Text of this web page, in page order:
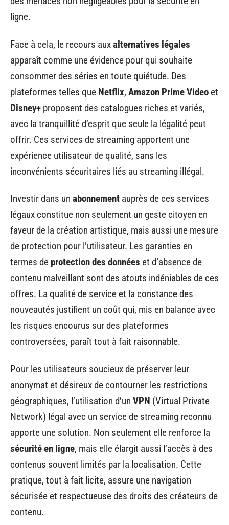
ligne.
Face à cela, le recours auxalternatives légales
apparaît comme une évidence pour qui souhaite
consommer des séries en toute quiétude. Des
plateformes telles que Netflix, Amazon Prime Video et
Disney+ proposent des catalogues riches et variés,
avec la tranquillité d’esprit que seule la légalité peut
offrir. Ces services de streaming apportent une
expérience utilisateur de qualité, sans les
inconvénients sécuritaires liés au streaming illégal.
Investir dans un abonnement auprès de ces services
légaux constitue non seulement un geste citoyen en
faveur de la création artistique, mais aussi une mesure
de protection pour l’utilisateur. Les garanties en
termes de protection des données et d’absence de
contenu malveillant sont des atouts indéniables de ces
offres. La qualité de service et la constance des
nouveautés justifient un coût qui, mis en balance avec
les risques encourus sur des plateformes
controversées, paraît tout à fait raisonnable.
Pour les utilisateurs soucieux de préserver leur
anonymat et désireux de contourner les restrictions
géographiques, l’utilisation d’un VPN (Virtual Private
Network) légal avec un service de streaming reconnu
apporte une solution. Non seulement elle renforce la
sécurité en ligne, mais elle élargit aussi l’accès à des
contenus souvent limités par la localisation. Cette
pratique, tout à fait licite, assure une navigation
sécurisée et respectueuse des droits des créateurs de
contenu.